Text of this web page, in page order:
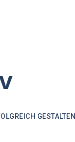
GESTALTEN